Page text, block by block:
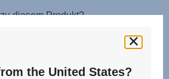
the United States?